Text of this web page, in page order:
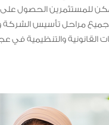
للمستثمرين الحصول
مراحل تأسيس الشركة
القانونية والتنظيمية في